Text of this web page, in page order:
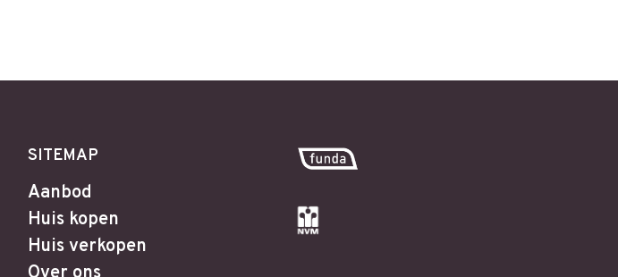
SITEMAP
Aanbod
Huis kopen
Huis verkopen